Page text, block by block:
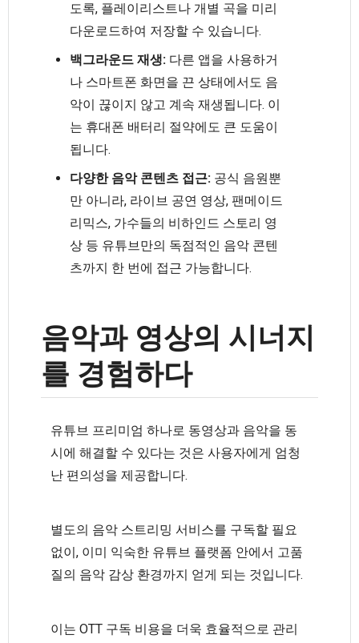
도록, 플레이리스트나 개별 곡을 미리
다운로드하여 저장할 수 있습니다.
백그라운드 재생: 다른 앱을 사용하거
나 스마트폰 화면을 끈 상태에서도 음
악이 끊이지 않고 계속 재생됩니다. 이
는 휴대폰 배터리 절약에도 큰 도움이
됩니다.
다양한 음악 콘텐츠 접근: 공식 음원뿐
만 아니라, 라이브 공연 영상, 팬메이드
리믹스, 가수들의 비하인드 스토리 영
상 등 유튜브만의 독점적인 음악 콘텐
츠까지 한 번에 접근 가능합니다.
음악과 영상의 시너지
를 경험하다
유튜브 프리미엄 하나로 동영상과 음악을 동
시에 해결할 수 있다는 것은 사용자에게 엄청
난 편의성을 제공합니다.
별도의 음악 스트리밍 서비스를 구독할 필요
없이, 이미 익숙한 유튜브 플랫폼 안에서 고품
질의 음악 감상 환경까지 얻게 되는 것입니다.
이는 OTT 구독 비용을 더욱 효율적으로 관리